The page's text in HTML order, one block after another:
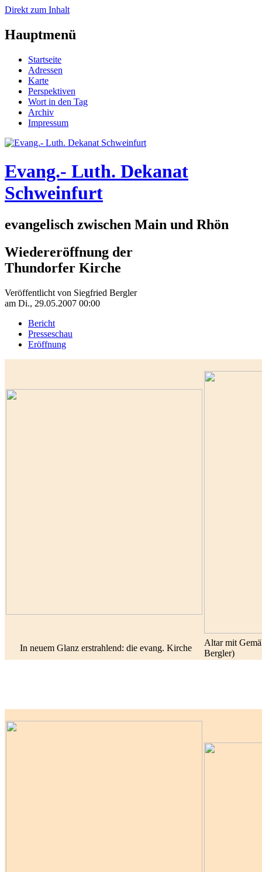
Direkt zum Inhalt
Hauptmenü
Startseite
Adressen
Karte
Perspektiven
Wort in den Tag
Archiv
Impressum
Evang.- Luth. Dekanat
Schweinfurt
evangelisch zwischen Main und Rhön
Wiedereröffnung der
Thundorfer Kirche
Veröffentlicht von Siegfried Bergler
am Di., 29.05.2007 00:00
Bericht
Presseschau
Eröffnung
In neuem Glanz erstrahlend: die evang. Kirche
Altar mit
Bergler)